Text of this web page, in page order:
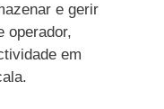
e gerir
operador,
em